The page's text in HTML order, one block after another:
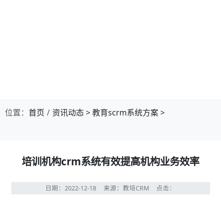
位置： 首页 资讯动态>教育scrm系统方案>
培训机构crm系统有效提高机构业务效率
日期：2022-12-18 来源：教培CRM 点击：